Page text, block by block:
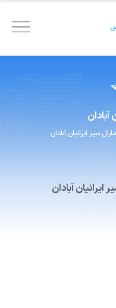
آبادان
مارال سیر ایرانیان آبادان
آبادان